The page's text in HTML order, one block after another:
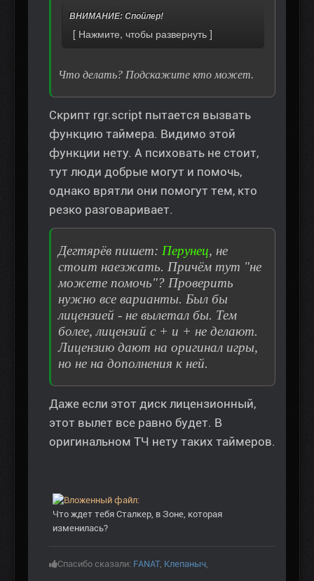
ВНИМАНИЕ: Спойлер!
Что делать? Подскажите кто может.
Скрипт rgr.script пытается вызвать
функцию таймера. Видимо этой
функции нету. А психовать не стоит,
тут люди добрые могут и помочь,
однако врятли они помогут тем, кто
резко разговаривает.
Дегтярёв пишет: Перунец, не
стоит наезжать. Причём тут "не
можете помочь"? Проверить
нужно все варианты. Был бы
лицензией - не вылетал бы. Тем
более, лицензий с + и + не делают.
Лицензию дают на оригинал игры,
но не на дополнения к ней.
Даже если этот диск лицензионный,
этот вылет все равно будет. В
оригинальном ТЧ нету таких таймеров.
Что ждет тебя Сталкер, в Зоне, которая
изменилась?
Спасибо сказали: FANAT, Клепаныч,